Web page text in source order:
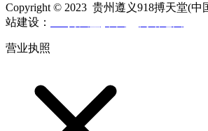
Copyright © 2023 贵州遵义918搏天堂(
站建设：
营业执照